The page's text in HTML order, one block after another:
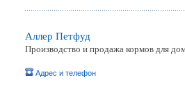
Аллер Петфуд
Производство и продажа кормов для
Адрес и телефон